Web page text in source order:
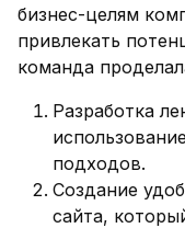
бизнес-целям
привлекать
команда
Разработка
подходов.
Создание
сайта,